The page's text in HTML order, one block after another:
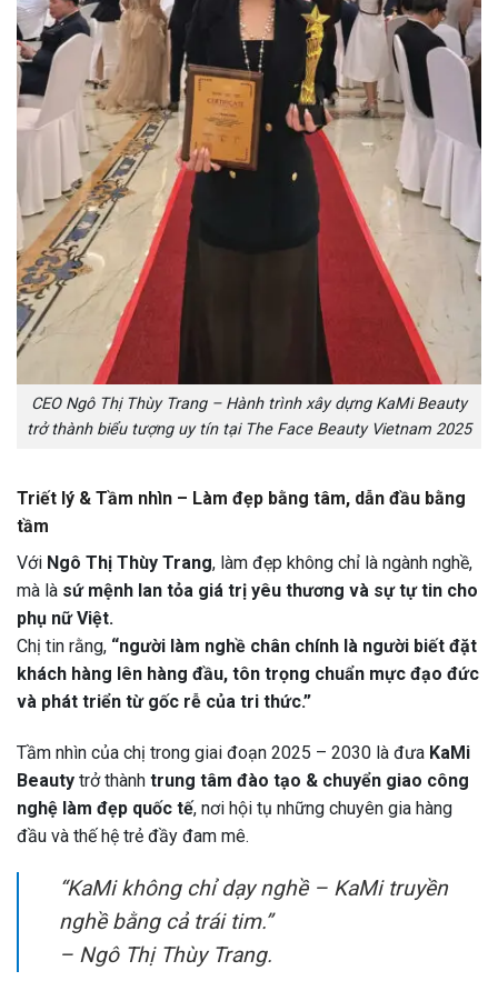
CEO Ngô Thị Thùy Trang – Hành trình xây dựng KaMi Beauty
trở thành biểu tượng uy tín tại The Face Beauty Vietnam 2025
Triết lý & Tầm nhìn – Làm đẹp bằng tâm, dẫn đầu bằng
tầm
Với Ngô Thị Thùy Trang, làm đẹp không chỉ là ngành nghề,
mà là sứ mệnh lan tỏa giá trị yêu thương và sự tự tin cho
phụ nữ Việt.
Chị tin rằng, “người làm nghề chân chính là người biết đặt
khách hàng lên hàng đầu, tôn trọng chuẩn mực đạo đức
và phát triển từ gốc rễ của tri thức.”
Tầm nhìn của chị trong giai đoạn 2025 – 2030 là đưa KaMi
Beauty trở thành trung tâm đào tạo & chuyển giao công
nghệ làm đẹp quốc tế, nơi hội tụ những chuyên gia hàng
đầu và thế hệ trẻ đầy đam mê.
“KaMi không chỉ dạy nghề – KaMi truyền
nghề bằng cả trái tim.”
– Ngô Thị Thùy Trang.